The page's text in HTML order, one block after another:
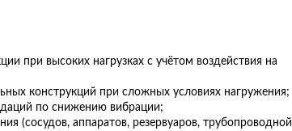
при высоких нагрузках c учётом воздействия на
конструкций при сложных условиях нагружения;
по снижению вибрации;
(сосудов, аппаратов, резервуаров, трубопроводной